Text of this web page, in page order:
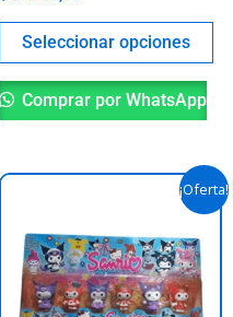
Seleccionar opciones
Comprar por WhatsApp
¡Oferta!
Original
$ 24.500,00.
Current
price
$